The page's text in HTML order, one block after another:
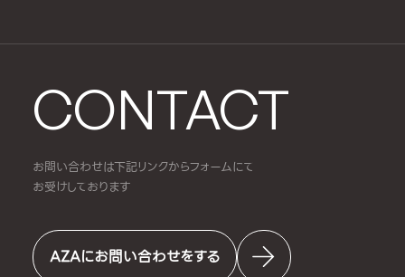
CONTACT
お問い合わせは下記リンクからフォームにて
お受けしております
AZAにお問い合わせをする